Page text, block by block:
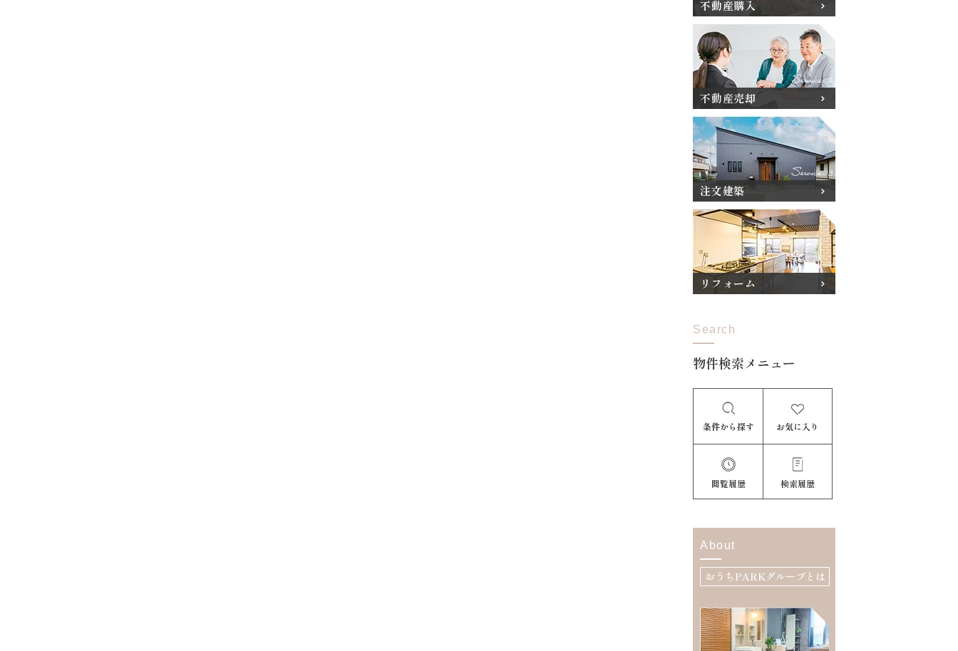
不動産購入
不動産売却
注文建築
リフォーム
Search
物件検索メニュー
条件から探す お気に入り
閲覧履歴 検索履歴
About
おうちPARKグループとは